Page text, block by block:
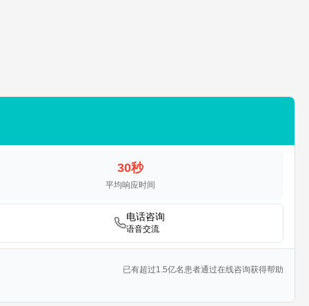
30秒
平均响应时间
电话咨询
语音交流
已有超过1.5亿名患者通过在线咨询获得帮助